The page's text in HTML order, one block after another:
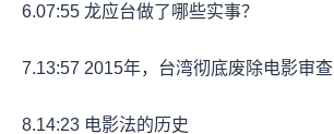
6.07:55 龙应台做了哪些实事？
7.13:57 2015年，台湾彻底废除电影审查
8.14:23 电影法的历史